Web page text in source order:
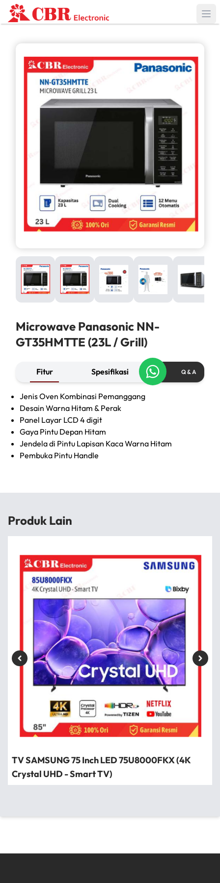
Microwave Panasonic NN-
GT35HMTTE (23L / Grill)
Fitur Spesifikasi Q & A
Jenis Oven Kombinasi Pemanggang
Desain Warna Hitam & Perak
Panel Layar LCD 4 digit
Gaya Pintu Depan Hitam
Jendela di Pintu Lapisan Kaca Warna Hitam
Pembuka Pintu Handle
Produk Lain
TV SAMSUNG 75 Inch LED 75U8000FKX (4K
Crystal UHD - Smart TV)